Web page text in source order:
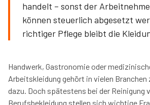
handelt – sonst der
können steuerlich abgesetzt
richtiger Pflege bleibt die
Handwerk, Gastronomie oder
Arbeitskleidung gehört in vielen
dazu. Doch spätestens bei der Reinigung
Berufsbekleidung stellen sich wichtige